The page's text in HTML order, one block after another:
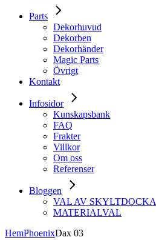
Parts
Dekorhuvud
Dekorben
Dekorhänder
Magic Parts
Övrigt
Kontakt
Infosidor
Kunskapsbank
FAQ
Frakter
Villkor
Om oss
Referenser
Bloggen
VAL AV SKYLTDOCKA
MATERIALVAL
HemPhoenixDax 03